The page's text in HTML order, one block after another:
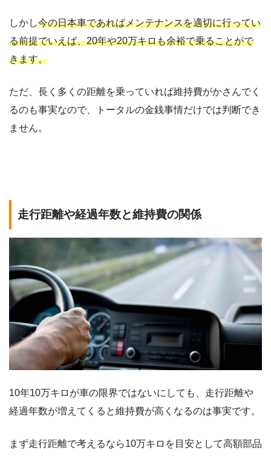
しかし今の日本車であればメンテナンスを適切に行ってい
る前提でいえば、20年や20万キロも余裕で乗ることがで
きます。
ただ、長く多くの距離を乗っていれば維持費がかさんでく
るのも事実なので、トータルの金銭事情だけでは判断でき
ません。
走行距離や経過年数と維持費の関係
10年10万キロが車の限界ではないにしても、走行距離や
経過年数が増えてくると維持費が高くなるのは事実です。
まず走行距離で考えるなら10万キロを目安として高額部品